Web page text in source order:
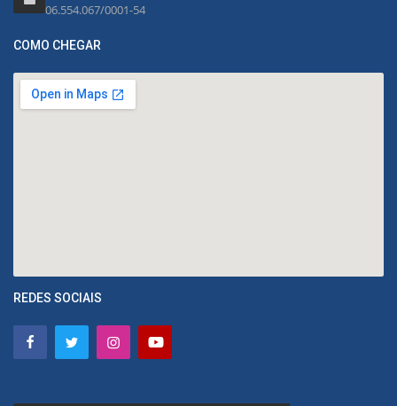
06.554.067/0001-54
COMO CHEGAR
REDES SOCIAIS